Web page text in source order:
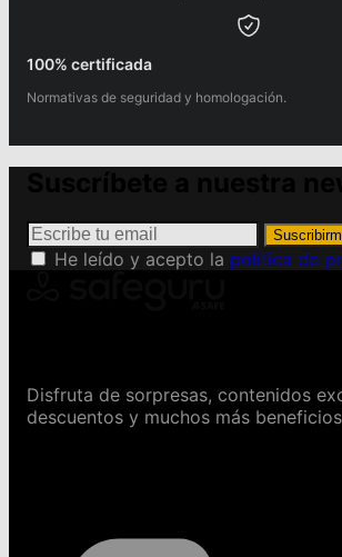
100% certificada
Normativas de seguridad y homologación.
He leído y acepto la política de
Disfruta de sorpresas, contenidos
descuentos y muchos más